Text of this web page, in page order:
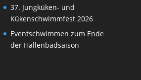
37. Jungküken- und
Kükenschwimmfest 2026
Eventschwimmen zum Ende
der Hallenbadsaison